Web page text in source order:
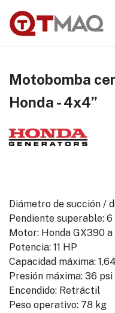
Motobomba
Honda - 4x4”
Diámetro de succión /
Pendiente superable: 6
Motor: Honda GX390
Potencia: 11 HP
Capacidad máxima:
Presión máxima: 36 psi
Encendido: Retráctil
Peso operativo: 78 kg